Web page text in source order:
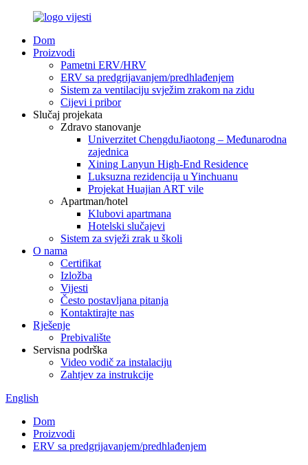
Dom
Proizvodi
Pametni ERV/HRV
ERV sa predgrijavanjem/predhlađenjem
Sistem za ventilaciju svježim zrakom na zidu
Cijevi i pribor
Slučaj projekata
Zdravo stanovanje
Univerzitet ChengduJiaotong – Međunarodna
zajednica
Xining Lanyun High-End Residence
Luksuzna rezidencija u Yinchuanu
Projekat Huajian ART vile
Apartman/hotel
Klubovi apartmana
Hotelski slučajevi
Sistem za svježi zrak u školi
O nama
Certifikat
Izložba
Vijesti
Često postavljana pitanja
Kontaktirajte nas
Rješenje
Prebivalište
Servisna podrška
Video vodič za instalaciju
Zahtjev za instrukcije
English
Dom
Proizvodi
ERV sa predgrijavanjem/predhlađenjem